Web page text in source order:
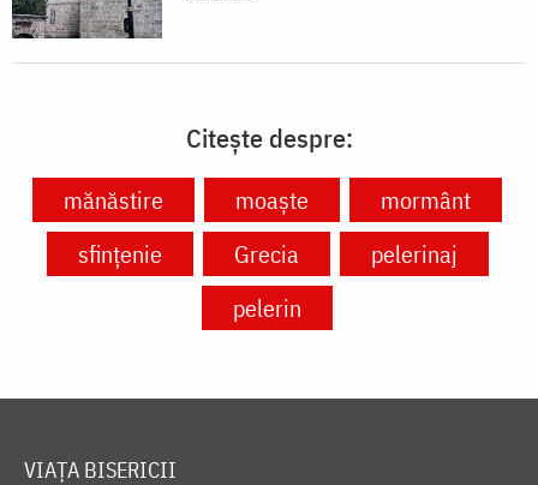
Citește despre:
mănăstire moaște
mormânt
sfințenie
Grecia
pelerinaj
pelerin
VIAȚA BISERICII